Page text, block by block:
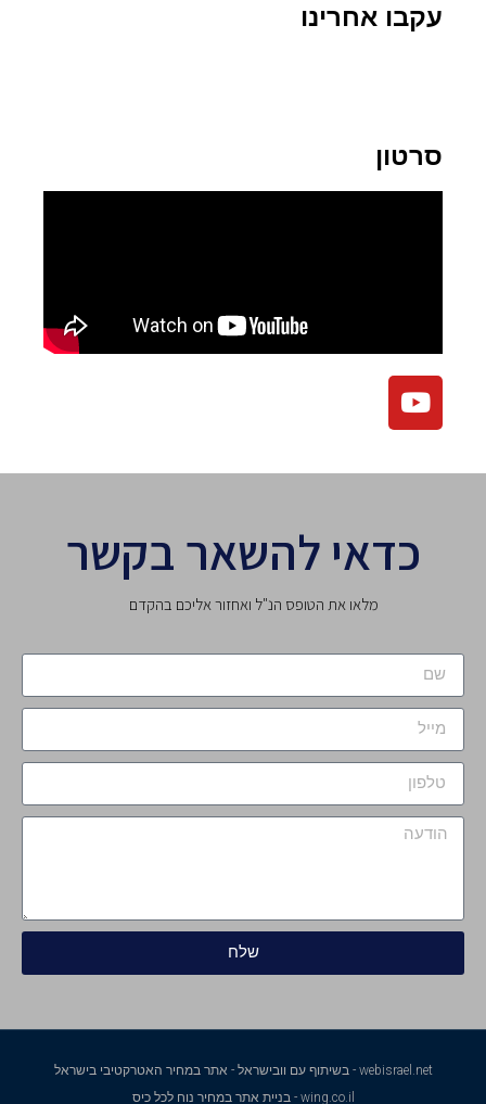
עקבו אחרינו
סרטון
כדאי להשאר בקשר
מלאו את הטופס הנ"ל ואחזור אליכם בהקדם
שלח
webisrael.net - בשיתוף עם וובישראל - אתר במחיר האטרקטיבי בישראל
wing.co.il - בניית אתר במחיר נוח לכל כיס